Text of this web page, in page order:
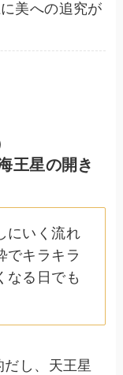
美への追究が
王星の開き
にいく流れ
でキラキラ
なる日でも
し、天王星